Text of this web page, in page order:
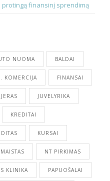
finansinį sprendimą
NUOMA BALDAI
KOMERCIJA FINANSAI
JUVELYRIKA
KREDITAI
KURSAI
MAISTAS NT PIRKIMAS
KLINIKA PAPUOŠALAI